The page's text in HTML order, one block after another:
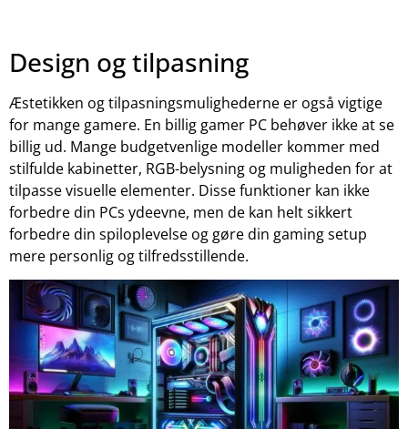
Design og tilpasning
Æstetikken og tilpasningsmulighederne er også vigtige
for mange gamere. En billig gamer PC behøver ikke at se
billig ud. Mange budgetvenlige modeller kommer med
stilfulde kabinetter, RGB-belysning og muligheden for at
tilpasse visuelle elementer. Disse funktioner kan ikke
forbedre din PCs ydeevne, men de kan helt sikkert
forbedre din spiloplevelse og gøre din gaming setup
mere personlig og tilfredsstillende.